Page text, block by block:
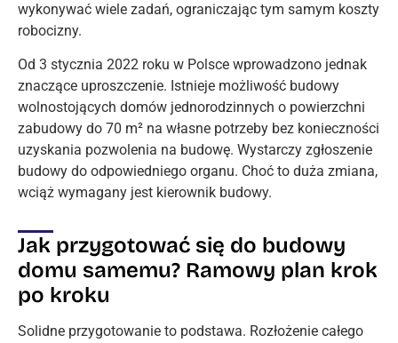
wykonywać wiele zadań, ograniczając tym samym koszty
robocizny.
Od 3 stycznia 2022 roku w Polsce wprowadzono jednak
znaczące uproszczenie. Istnieje możliwość budowy
wolnostojących domów jednorodzinnych o powierzchni
zabudowy do 70 m² na własne potrzeby bez konieczności
uzyskania pozwolenia na budowę. Wystarczy zgłoszenie
budowy do odpowiedniego organu. Choć to duża zmiana,
wciąż wymagany jest kierownik budowy.
Jak przygotować się do budowy
domu samemu? Ramowy plan krok
po kroku
Solidne przygotowanie to podstawa. Rozłożenie całego